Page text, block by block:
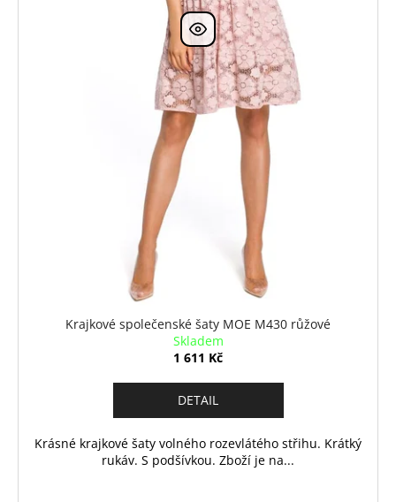
Krajkové společenské šaty MOE M430 růžové
Skladem
1 611 Kč
DETAIL
Krásné krajkové šaty volného rozevlátého střihu. Krátký
rukáv. S podšívkou. Zboží je na...